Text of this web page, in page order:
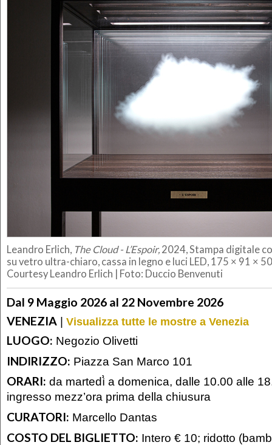
Leandro Erlich, The Cloud - L’Espoir, 2024, Stampa digitale
su vetro ultra-chiaro, cassa in legno e luci LED, 175 × 91 ×
Courtesy Leandro Erlich | Foto: Duccio Benvenuti
Dal 9 Maggio 2026 al 22 Novembre 2026
VENEZIA | Visualizza tutte le mostre a Venezia
LUOGO: Negozio Olivetti
INDIRIZZO: Piazza San Marco 101
ORARI: da martedì̀ a domenica, dalle 10.00 alle
ingresso mezz’ora prima della chiusura
CURATORI: Marcello Dantas
COSTO DEL BIGLIETTO: Intero € 10; ridotto